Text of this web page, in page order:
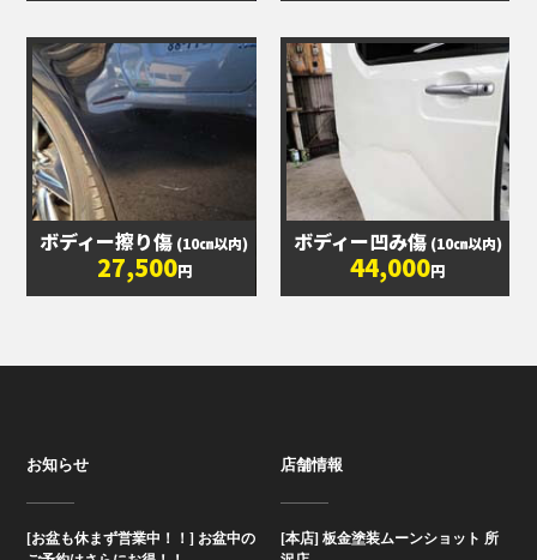
ボディー擦り傷 (10㎝以内)
27,500円
ボディー凹み傷 (10㎝以内)
44,000円
お知らせ
[お盆も休まず営業中！！] お盆中の
店舗情報
[本店] 板金塗装ムーンショット 所